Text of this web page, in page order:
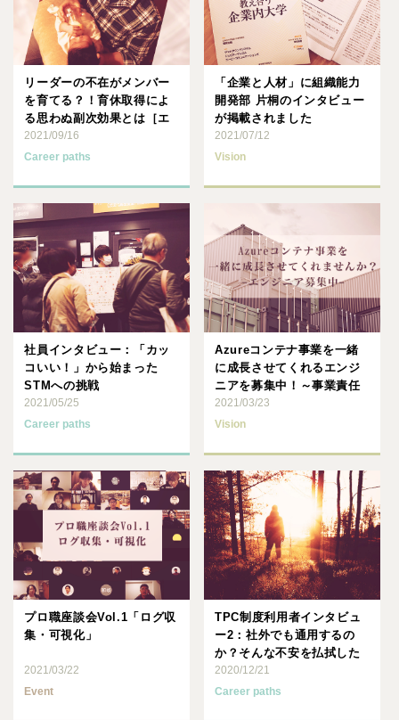
リーダーの不在がメンバー
を育てる？！育休取得によ
る思わぬ副次効果とは［エ
ンジニアインタビュー前
編］
2021/09/16
Career paths
「企業と人材」に組織能力
開発部 片桐のインタビュー
が掲載されました
2021/07/12
Vision
社員インタビュー：「カッ
コいい！」から始まった
STMへの挑戦
2021/05/25
Career paths
Azureコンテナ事業を一緒
に成長させてくれるエンジ
ニアを募集中！～事業責任
者の熱い思い～
2021/03/23
Vision
プロ職座談会Vol.1「ログ収
集・可視化」
2021/03/22
Event
TPC制度利用者インタビュ
ー2：社外でも通用するの
か？そんな不安を払拭した
かった
2020/12/21
Career paths